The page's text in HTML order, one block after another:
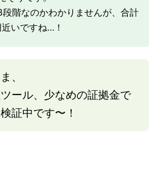
階なのかわかりませんが、合計
いですね…！
、
ール、少なめの証拠金で
証中です〜！